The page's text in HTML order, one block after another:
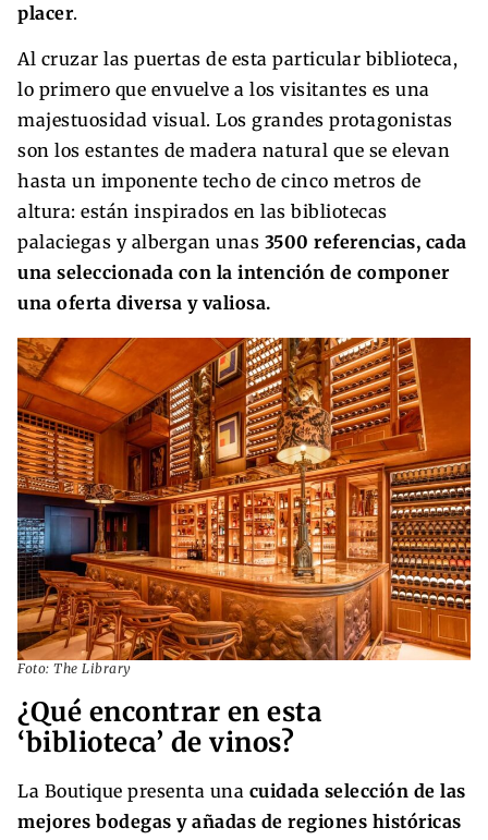
placer.
Al cruzar las puertas de esta particular biblioteca,
lo primero que envuelve a los visitantes es una
majestuosidad visual. Los grandes protagonistas
son los estantes de madera natural que se elevan
hasta un imponente techo de cinco metros de
altura: están inspirados en las bibliotecas
palaciegas y albergan unas 3500 referencias, cada
una seleccionada con la intención de componer
una oferta diversa y valiosa.
Foto: The Library
¿Qué encontrar en esta
‘biblioteca’ de vinos?
La Boutique presenta una cuidada selección de las
mejores bodegas y añadas de regiones históricas